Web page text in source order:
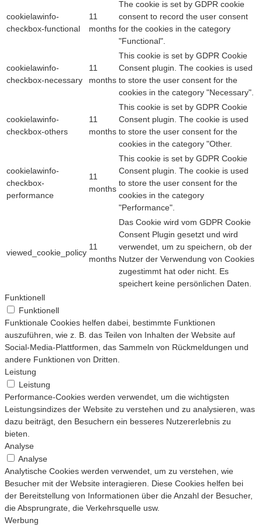
cookielawinfo-
checkbox-functional
11
months
The cookie is set by GDPR cookie
consent to record the user consent
for the cookies in the category
"Functional".
cookielawinfo-
checkbox-necessary
11
months
This cookie is set by GDPR Cookie
Consent plugin. The cookies is used
to store the user consent for the
cookies in the category "Necessary".
cookielawinfo-
checkbox-others
11
months
This cookie is set by GDPR Cookie
Consent plugin. The cookie is used
to store the user consent for the
cookies in the category "Other.
cookielawinfo-
checkbox-
performance
11
months
This cookie is set by GDPR Cookie
Consent plugin. The cookie is used
to store the user consent for the
cookies in the category
"Performance".
viewed_cookie_policy
11
months
Das Cookie wird vom GDPR Cookie
Consent Plugin gesetzt und wird
verwendet, um zu speichern, ob der
Nutzer der Verwendung von Cookies
zugestimmt hat oder nicht. Es
speichert keine persönlichen Daten.
Funktionell
Funktionell
Funktionale Cookies helfen dabei, bestimmte Funktionen
auszuführen, wie z. B. das Teilen von Inhalten der Website auf
Social-Media-Plattformen, das Sammeln von Rückmeldungen und
andere Funktionen von Dritten.
Leistung
Leistung
Performance-Cookies werden verwendet, um die wichtigsten
Leistungsindizes der Website zu verstehen und zu analysieren, was
dazu beiträgt, den Besuchern ein besseres Nutzererlebnis zu
bieten.
Analyse
Analyse
Analytische Cookies werden verwendet, um zu verstehen, wie
Besucher mit der Website interagieren. Diese Cookies helfen bei
der Bereitstellung von Informationen über die Anzahl der Besucher,
die Absprungrate, die Verkehrsquelle usw.
Werbung